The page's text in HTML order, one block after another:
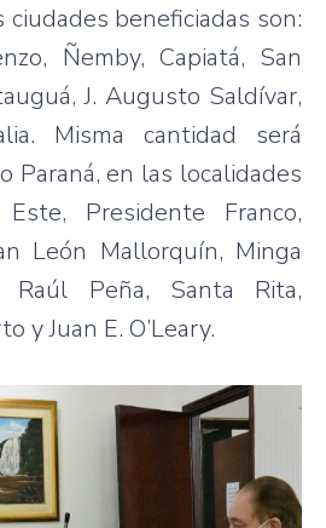
beneficiadas son:
Ñemby, Capiatá, San
J. Augusto Saldívar,
Misma cantidad será
Paraná, en las localidades
Presidente Franco,
León Mallorquín, Minga
Raúl Peña, Santa Rita,
y Juan E. O’Leary.